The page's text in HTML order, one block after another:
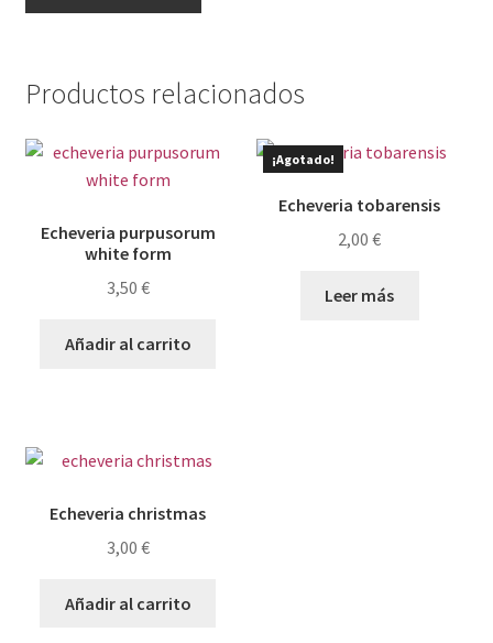
Productos relacionados
Echeveria purpusorum
white form
3,50 €
Añadir al carrito
¡Agotado!
Echeveria tobarensis
2,00€
Leer más
Echeveria christmas
3,00 €
Añadir al carrito